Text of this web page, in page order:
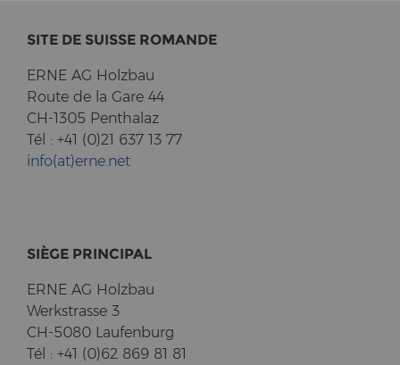
SITE DE SUIS­SE RO­MAN­DE
ERNE AG Holz­bau
Route de la Gare 44
CH-1305 Pent­halaz
Tél : +41 (0)21 637 13 77
info(at)erne.net
SIÈGE PRIN­CI­PAL
ERNE AG Holz­bau
Werk­stras­se 3
CH-5080 Lau­fen­burg
Tél : +41 (0)62 869 81 81